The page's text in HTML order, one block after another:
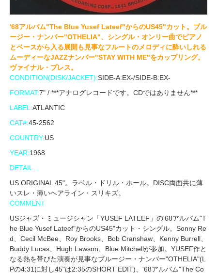
'68アルバム"The Blue Yusef Lateef"からのUS45"カット。ブル
ージー・ナンバー"OTHELIA"、シングル・オンリー曲でピアノ
とベースから入る展開も見事なフルートのメロディに酔いしれる
ムーディーなJAZZナンバー"STAY WITH ME"をカップリング。
ヴァイナル・プレス。
CONDITION(DISK/JACKET):SIDE-A:EX-/SIDE-B:EX-
FORMAT:7" / ***アナログレコードです。CDではありません***
LABEL:ATLANTIC
CAT#:45-2562
COUNTRY:US
YEAR:1968
DETAIL
US ORIGINAL 45"。ラベル・ドリル・ホール。DISC両面共に薄
いスレ・薄いヘアライン・スリキズ。
COMMENT
USジャズ・ミュージシャン「YUSEF LATEEF」の'68アルバム"T
he Blue Yusef Lateef"からのUS45"カット・シングル。Sonny Re
d、Cecil McBee、Roy Brooks、Bob Cranshaw、Kenny Burrell、
Buddy Lucas、Hugh Lawson、Blue Mitchellが参加。YUSEF作と
なる熱を帯びた演奏が見事なブルージー・ナンバー"OTHELIA"(L
Pの4:31に対し45"は2:35のSHORT EDIT)、'68アルバム"The Co